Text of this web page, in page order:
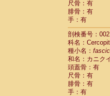
尺骨：有
腓骨：有
手：有
剖検番号：
科名：
種小名：
和名：カニク
頭蓋骨：有
尺骨：有
腓骨：有
手：有